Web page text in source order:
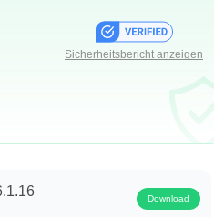
Sicherheitsbericht anzeigen
Download